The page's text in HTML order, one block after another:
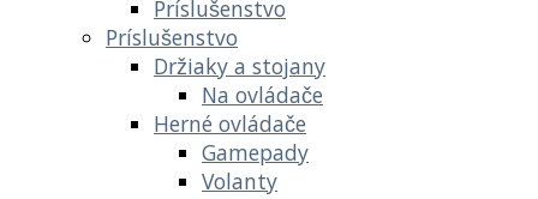
Príslušenstvo
Príslušenstvo
Držiaky a stojany
Na ovládače
Herné ovládače
Gamepady
Volanty